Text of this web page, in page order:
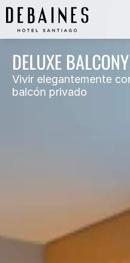
DELUXE
Vivir elegantemente
balcón privado